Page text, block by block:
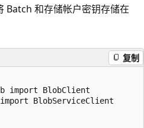
Batch 和存储帐户密钥存储在
复制
import BlobClient
BlobServiceClient